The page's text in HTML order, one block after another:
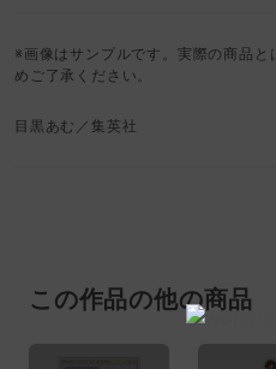
※画像はサンプルです。実際の商品
めご了承ください。
目黒あむ／集英社
この作品の他の商品